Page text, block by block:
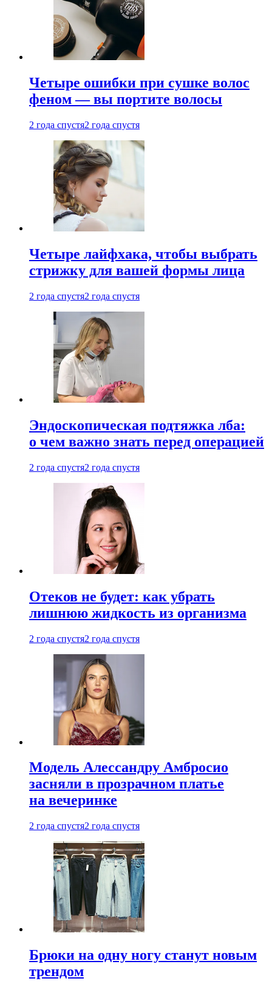
Четыре ошибки при сушке волос
феном — вы портите волосы
2 года спустя2 года спустя
Четыре лайфхака, чтобы выбрать
стрижку для вашей формы лица
2 года спустя2 года спустя
Эндоскопическая подтяжка лба:
о чем важно знать перед операцией
2 года спустя2 года спустя
Отеков не будет: как убрать
лишнюю жидкость из организма
2 года спустя2 года спустя
Модель Алессандру Амбросио
засняли в прозрачном платье
на вечеринке
2 года спустя2 года спустя
Брюки на одну ногу станут новым
трендом